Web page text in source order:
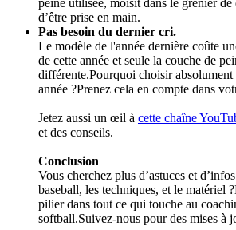
peine utilisée, moisit dans le grenier de
d’être prise en main.
Pas besoin du dernier cri.
Le modèle de l'année dernière coûte
de cette année et seule la couche de
différente.Pourquoi choisir absolument
année ?Prenez cela en compte dans
Jetez aussi un œil à cette chaîne
et des conseils.
Conclusion
Vous cherchez plus d’astuces et
baseball, les techniques, et le matériel
pilier dans tout ce qui touche au
softball.Suivez-nous pour des mises à